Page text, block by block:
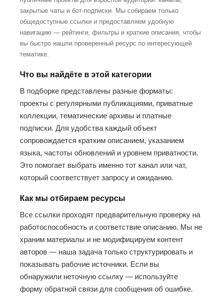
закрытые чаты и бот-подписки. Мы собираем только
общедоступные ссылки и предоставляем удобную
навигацию — рейтинги, фильтры и краткие описания, чтобы
вы быстро нашли проверенный ресурс по интересующей
тематике.
Что вы найдёте в этой категории
В подборке представлены разные форматы:
проекты с регулярными публикациями, приватные
коллекции, тематические архивы и платные
подписки. Для удобства каждый объект
сопровождается кратким описанием, указанием
языка, частоты обновлений и уровнем приватности.
Это помогает выбрать именно тот канал или чат,
который соответствует запросу и ожиданию.
Как мы отбираем ресурсы
Все ссылки проходят предварительную проверку на
работоспособность и соответствие описанию. Мы не
храним материалы и не модифицируем контент
авторов — наша задача только структурировать и
показывать рабочие источники. Если вы
обнаружили неточную ссылку — используйте
форму обратной связи для сообщения об ошибке.